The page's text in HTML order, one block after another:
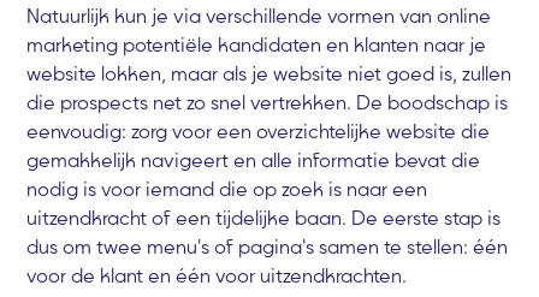
Natuurlijk kun je via verschillende vormen van online
marketing potentiële kandidaten en klanten naar je
website lokken, maar als je website niet goed is, zullen
die prospects net zo snel vertrekken. De boodschap is
eenvoudig: zorg voor een overzichtelijke website die
gemakkelijk navigeert en alle informatie bevat die
nodig is voor iemand die op zoek is naar een
uitzendkracht of een tijdelijke baan. De eerste stap is
dus om twee menu's of pagina's samen te stellen: één
voor de klant en één voor uitzendkrachten.